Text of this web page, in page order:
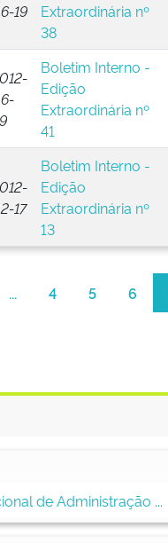
19
Extraordinária nº
38
Boletim Interno -
Edição
Extraordinária nº
41
17
Boletim Interno -
Edição
Extraordinária nº
13
... 4 5 6
de Administração ...